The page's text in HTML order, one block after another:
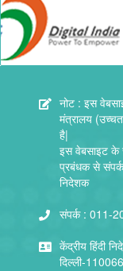
नोट : इस
मंत्रालय
है|
इस वेबसाइट के
प्रबंधक से
निदेशक
संपर्क : 011-
केंद्रीय हिंदी
दिल्ली-110066